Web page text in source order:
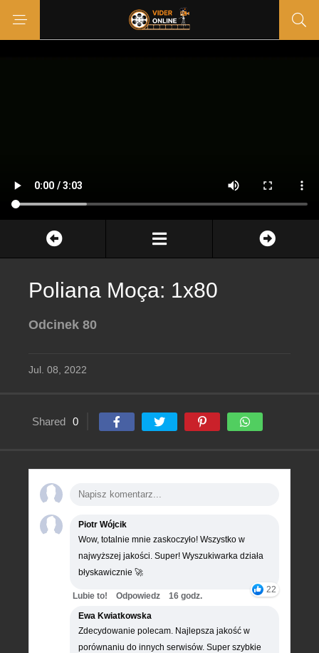
Poliana Moça: 1x80
Odcinek 80
Jul. 08, 2022
Shared 0
Piotr Wójcik
Wow, totalnie mnie zaskoczyło! Wszystko w
najwyższej jakości. Super! Wyszukiwarka działa
błyskawicznie 🚀
22
Lubie to! Odpowiedz
16 godz.
Ewa Kwiatkowska
Zdecydowanie polecam. Najlepsza jakość w
porównaniu do innych serwisów. Super szybkie